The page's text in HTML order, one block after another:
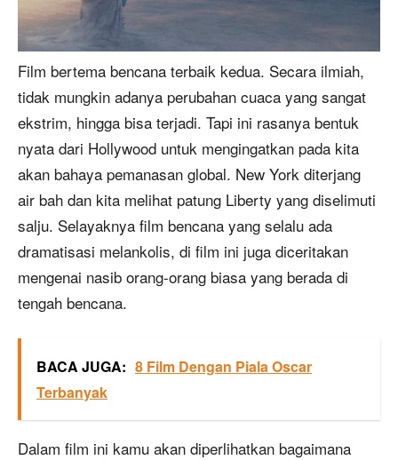
Film bertema bencana terbaik kedua. Secara ilmiah,
tidak mungkin adanya perubahan cuaca yang sangat
ekstrim, hingga bisa terjadi. Tapi ini rasanya bentuk
nyata dari Hollywood untuk mengingatkan pada kita
akan bahaya pemanasan global. New York diterjang
air bah dan kita melihat patung Liberty yang diselimuti
salju. Selayaknya film bencana yang selalu ada
dramatisasi melankolis, di film ini juga diceritakan
mengenai nasib orang-orang biasa yang berada di
tengah bencana.
BACA JUGA: 8 Film Dengan Piala Oscar
Terbanyak
Dalam film ini kamu akan diperlihatkan bagaimana